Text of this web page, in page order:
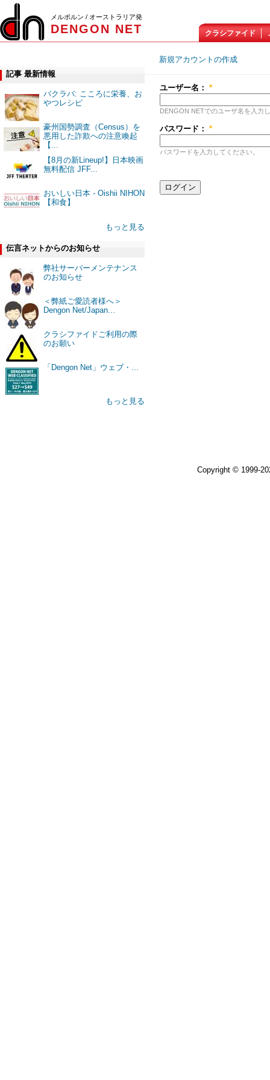
メルボルン / オーストラリア発
DENGON NET クラシファイド
記事 最新情報
バクラバ: こころに栄養、お
やつレシピ
豪州国勢調査（Census）を
悪用した詐欺への注意喚起
【...
【8月の新Lineup!】日本映画
無料配信 JFF...
おいしい日本 - Oishii NIHON
【和食】
もっと見る
伝言ネットからのお知らせ
弊社サーバーメンテナンス
のお知らせ
＜弊紙ご愛読者様へ＞
Dengon Net/Japan...
クラシファイドご利用の際
のお願い
「Dengon Net」ウェブ・...
もっと見る
新規アカウントの作成
ユーザー名： *
DENGON NETでのユーザ名を入力
パスワード： *
パスワードを入力してください。
Copyright © 1999-